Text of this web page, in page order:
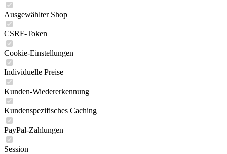
Ausgewählter Shop
CSRF-Token
Cookie-Einstellungen
Individuelle Preise
Kunden-Wiedererkennung
Kundenspezifisches Caching
PayPal-Zahlungen
Session